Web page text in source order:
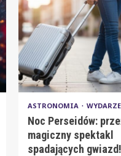
ASTRONOMIA
Noc Perseidów:
magiczny spektakl
spadających gwiazd!